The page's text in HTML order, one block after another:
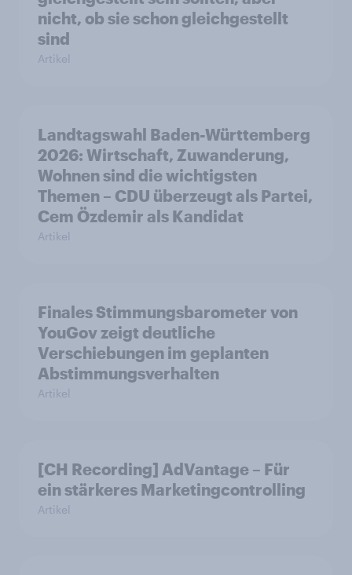
nicht, ob sie schon gleichgestellt
sind
Artikel
Landtagswahl Baden-Württemberg
2026: Wirtschaft, Zuwanderung,
Wohnen sind die wichtigsten
Themen – CDU überzeugt als Partei,
Cem Özdemir als Kandidat
Artikel
Finales Stimmungsbarometer von
YouGov zeigt deutliche
Verschiebungen im geplanten
Abstimmungsverhalten
Artikel
[CH Recording] AdVantage – Für
ein stärkeres Marketingcontrolling
Artikel